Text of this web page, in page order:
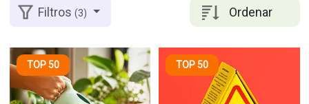
Ordenar
Filtros(3)
TOP 50 TOP 50